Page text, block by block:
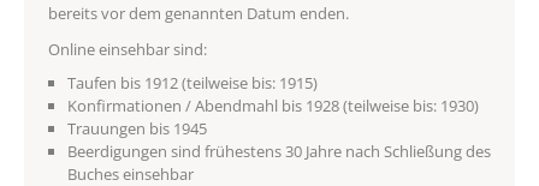
bereits vor dem genannten Datum enden.
Online einsehbar sind:
Taufen bis 1912 (teilweise bis: 1915)
Konfirmationen / Abendmahl bis 1928 (teilweise bis: 1930)
Trauungen bis 1945
Beerdigungen sind frühestens 30 Jahre nach Schließung des
Buches einsehbar